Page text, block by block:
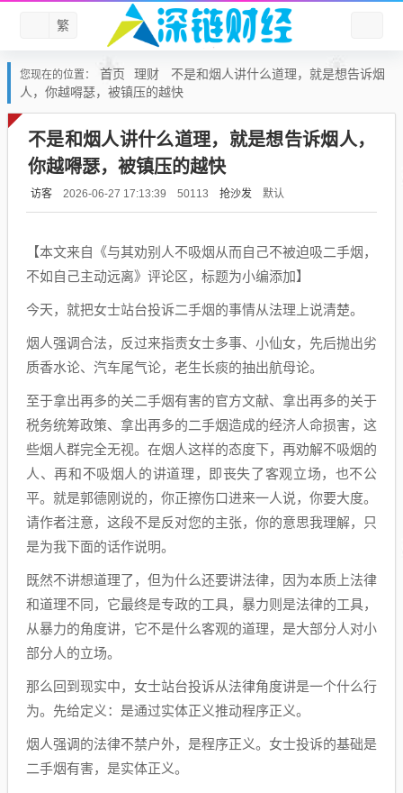
繁
您现在的位置： 首页 理财
不是和烟人讲什么道理，就是想告诉烟
人，你越嘚瑟，被镇压的越快
不是和烟人讲什么道理，就是想告诉烟人，
你越嘚瑟，被镇压的越快
访客 2026-06-27 17:13:39 50113 抢沙发 默认
【本文来自《与其劝别人不吸烟从而自己不被迫吸二手烟，
不如自己主动远离》评论区，标题为小编添加】
今天，就把女士站台投诉二手烟的事情从法理上说清楚。
烟人强调合法，反过来指责女士多事、小仙女，先后抛出劣
质香水论、汽车尾气论，老生长痰的抽出航母论。
至于拿出再多的关二手烟有害的官方文献、拿出再多的关于
税务统筹政策、拿出再多的二手烟造成的经济人命损害，这
些烟人群完全无视。在烟人这样的态度下，再劝解不吸烟的
人、再和不吸烟人的讲道理，即丧失了客观立场，也不公
平。就是郭德刚说的，你正擦伤口进来一人说，你要大度。
请作者注意，这段不是反对您的主张，你的意思我理解，只
是为我下面的话作说明。
既然不讲想道理了，但为什么还要讲法律，因为本质上法律
和道理不同，它最终是专政的工具，暴力则是法律的工具，
从暴力的角度讲，它不是什么客观的道理，是大部分人对小
部分人的立场。
那么回到现实中，女士站台投诉从法律角度讲是一个什么行
为。先给定义：是通过实体正义推动程序正义。
烟人强调的法律不禁户外，是程序正义。女士投诉的基础是
二手烟有害，是实体正义。